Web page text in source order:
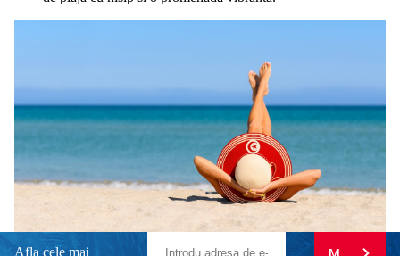
Afla cele mai